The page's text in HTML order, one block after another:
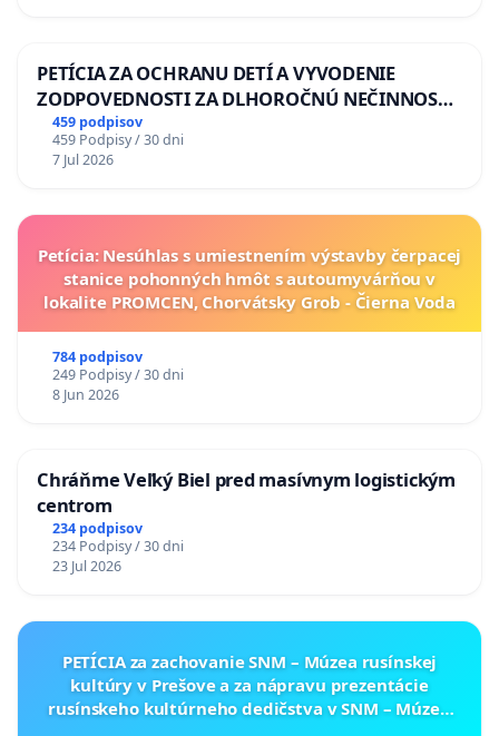
PETÍCIA ZA OCHRANU DETÍ A VYVODENIE
ZODPOVEDNOSTI ZA DLHOROČNÚ NEČINNOSŤ
A ZLYHANIE ŠTÁTU
459 podpisov
459 Podpisy / 30 dni
7 Jul 2026
Petícia: Nesúhlas s umiestnením výstavby čerpacej
stanice pohonných hmôt s autoumyvárňou v
lokalite PROMCEN, Chorvátsky Grob - Čierna Voda
784 podpisov
249 Podpisy / 30 dni
8 Jun 2026
Chráňme Veľký Biel pred masívnym logistickým
centrom
234 podpisov
234 Podpisy / 30 dni
23 Jul 2026
PETÍCIA za zachovanie SNM – Múzea rusínskej
kultúry v Prešove a za nápravu prezentácie
rusínskeho kultúrneho dedičstva v SNM – Múzeu